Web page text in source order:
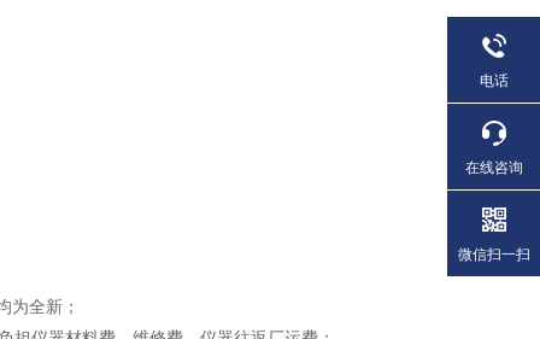
为全新；
电话
在线咨询
微信扫一扫